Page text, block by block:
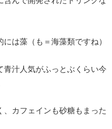
は藻（も＝海藻類ですね）
汁人気がふっとぶくらい今
カフェインも砂糖もまった